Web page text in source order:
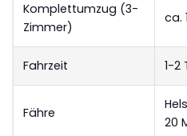
Komplettumzug (3-
Zimmer)
ca.
Fahrzeit 1-2
Fähre
20